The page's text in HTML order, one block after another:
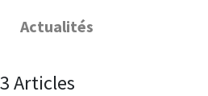
Actualités
3 Articles